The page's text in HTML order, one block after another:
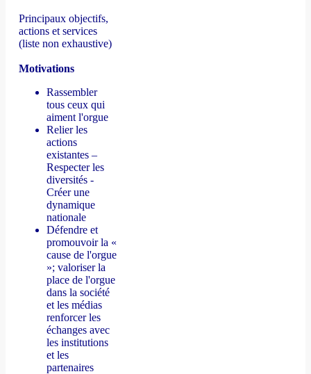
Principaux objectifs,
actions et services
(liste non exhaustive)
Motivations
Rassembler
tous ceux qui
aiment l'orgue
Relier les
actions
existantes –
Respecter les
diversités -
Créer une
dynamique
nationale
Défendre et
promouvoir la «
cause de l'orgue
»; valoriser la
place de l'orgue
dans la société
et les médias
renforcer les
échanges avec
les institutions
et les
partenaires